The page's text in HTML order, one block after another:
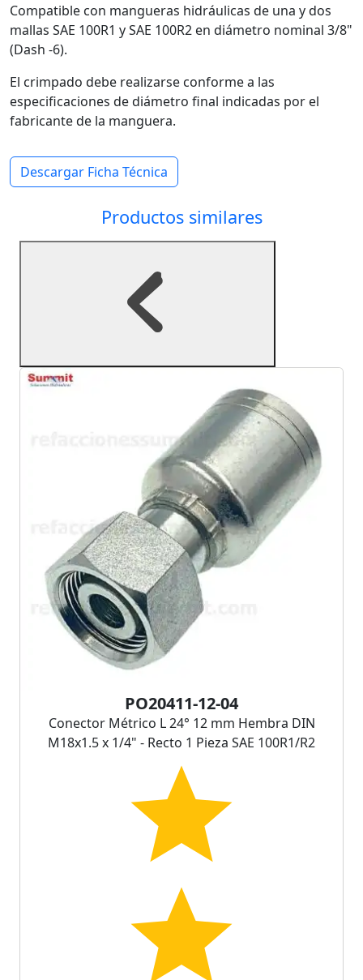
Compatible con mangueras hidráulicas de una y dos
mallas SAE 100R1 y SAE 100R2 en diámetro nominal 3/8"
(Dash -6).
El crimpado debe realizarse conforme a las
especificaciones de diámetro final indicadas por el
fabricante de la manguera.
Descargar Ficha Técnica
Productos similares
PO20411-12-04
Conector Métrico L 24° 12 mm Hembra DIN
M18x1.5 x 1/4" - Recto 1 Pieza SAE 100R1/R2